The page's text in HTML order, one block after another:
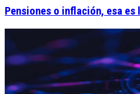
Pensiones o inflación, esa